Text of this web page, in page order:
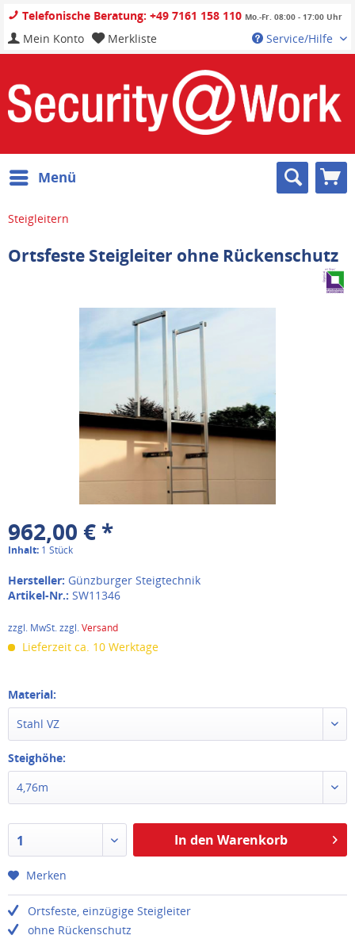
Telefonische Beratung: +49 7161 158 110 Mo.-Fr. 08:00 - 17:00 Uhr
Service/Hilfe
Mein Konto Merkliste
Menü
Steigleitern
Ortsfeste Steigleiter ohne Rückenschutz
962,00 € *
Inhalt: 1 Stück
Hersteller: Günzburger Steigtechnik
Artikel-Nr.: SW11346
zzgl. MwSt. zzgl.Versand
Lieferzeit ca. 10 Werktage
Material:
Stahl VZ
Steighöhe:
4,76m
1 In den Warenkorb
Merken
Ortsfeste, einzügige Steigleiter
ohne Rückenschutz